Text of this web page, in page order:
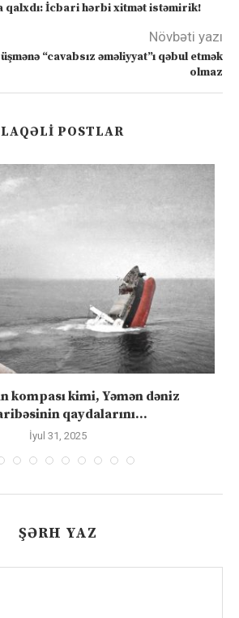
qalxdı: İcbari hərbi xitmət istəmirik!
Növbəti yazı
“cavabsız əməliyyat”ı qəbul etmək
olmaz
POSTLAR
kompası kimi, Yəmən dəniz
qaydalarını...
İyul 31, 2025
ŞƏRH YAZ